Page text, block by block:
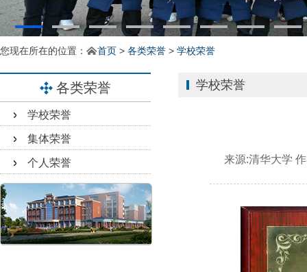
您现在所在的位置： 首页 > 各类荣誉 > 学校荣誉
各类荣誉
学校荣誉
集体荣誉
个人荣誉
学校荣誉
来源:清华大学